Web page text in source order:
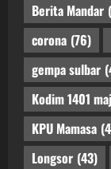
Berita Mandar
corona (76)
gempa sulbar
Kodim 1401
KPU Mamasa
Longsor (43)